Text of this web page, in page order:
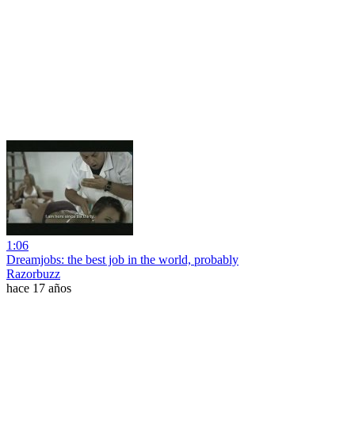
1:06
Dreamjobs: the best job in the world, probably
Razorbuzz
hace 17 años